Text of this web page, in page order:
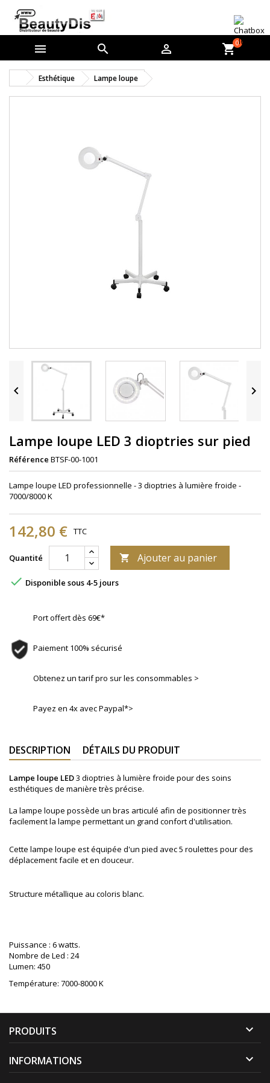
   shopping_cart0
Esthétique Lampe loupe
 
Lampe loupe LED 3 dioptries sur pied
Référence BTSF-00-1001
Lampe loupe LED professionnelle - 3 dioptries à lumière froide -
7000/8000 K
142,80 € TTC
Quantité  Ajouter au panier
 Disponible sous 4-5 jours
Port offert dès 69€*
Paiement 100% sécurisé
Obtenez un tarif pro sur les consommables >
Payez en 4x avec Paypal*>
DESCRIPTION DÉTAILS DU PRODUIT
Lampe loupe LED3 dioptries à lumière froide pour des soins
esthétiques de manière très précise.
La lampe loupe possède un bras articulé afin de positionner très
facilement la lampe permettant un grand confort d'utilisation.
Cette lampe loupe est équipée d'un pied avec 5 roulettes pour des
déplacement facile et en douceur.
Structure métallique au coloris blanc.
Puissance : 6 watts.
Nombre de Led : 24
Lumen: 450
Température: 7000-8000 K
PRODUITS 
INFORMATIONS 